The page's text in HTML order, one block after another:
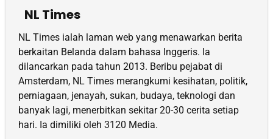
NL Times
NL Times ialah laman web yang menawarkan berita
berkaitan Belanda dalam bahasa Inggeris. Ia
dilancarkan pada tahun 2013. Beribu pejabat di
Amsterdam, NL Times merangkumi kesihatan, politik,
perniagaan, jenayah, sukan, budaya, teknologi dan
banyak lagi, menerbitkan sekitar 20-30 cerita setiap
hari. Ia dimiliki oleh 3120 Media.